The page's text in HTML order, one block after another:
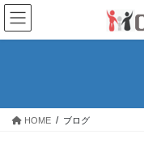
コ
ン
テ
ス
ナ
ビ
ゲ
ン
HOME ブログ